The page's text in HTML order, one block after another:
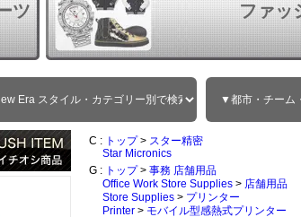
ツ ファッ
C : トップ> スター精密
Star Micronics
G : トップ> 事務 店舗用品
Office Work Store Supplies > 店舗用品
Store Supplies > プリンター
Printer > モバイル型感熱式プリンター